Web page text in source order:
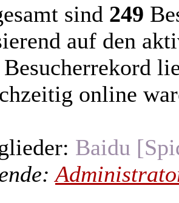
sind 249
auf den
online
Baidu